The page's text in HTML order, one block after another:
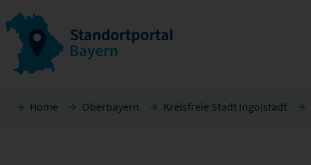
Home Oberbayern Kreisfreie Stadt Ingolstadt